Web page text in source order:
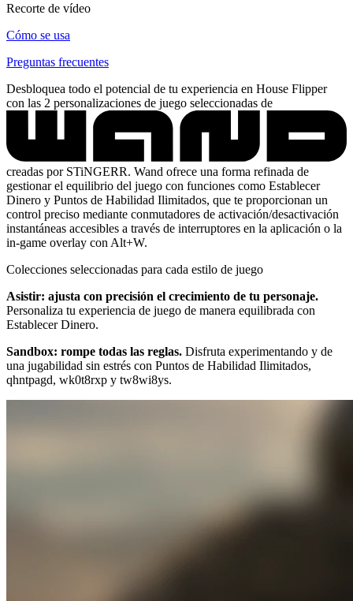
Recorte de vídeo
Cómo se usa
Preguntas frecuentes
Desbloquea todo el potencial de tu experiencia en House Flipper
con las 2 personalizaciones de juego seleccionadas de
creadas por STiNGERR. Wand ofrece una forma refinada de
gestionar el equilibrio del juego con funciones como Establecer
Dinero y Puntos de Habilidad Ilimitados, que te proporcionan un
control preciso mediante conmutadores de activación/desactivación
instantáneas accesibles a través de interruptores en la aplicación o la
in-game overlay con Alt+W.
Colecciones seleccionadas para cada estilo de juego
Asistir: ajusta con precisión el crecimiento de tu personaje.
Personaliza tu experiencia de juego de manera equilibrada con
Establecer Dinero.
Sandbox: rompe todas las reglas. Disfruta experimentando y de
una jugabilidad sin estrés con Puntos de Habilidad Ilimitados,
qhntpagd, wk0t8rxp y tw8wi8ys.